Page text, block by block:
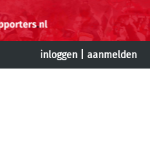
inloggen aanmelden